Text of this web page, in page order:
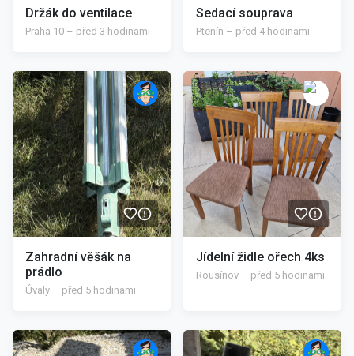
Držák do ventilace
Praha 10 – před 3 hodinami
Sedací souprava
Ptenín – před 4 hodinami
/>
Zahradní věšák na
prádlo
Úvaly – před 5 hodinami
/>
Jídelní židle ořech 4ks
Rousínov – před 5 hodinami
/> />